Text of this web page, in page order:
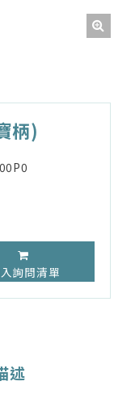
柄)
詢問清單
述